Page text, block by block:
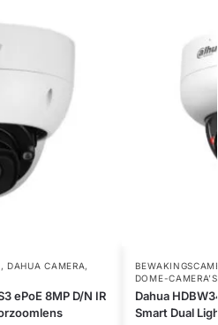
, DAHUA CAMERA,
ePoE 8MP D/N IR
DOME-CAMERA’S
Dahua
Smart Dual